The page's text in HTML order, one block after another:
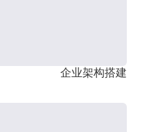
企业架构搭建